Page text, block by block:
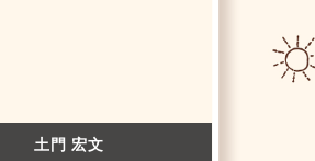
土門 宏文